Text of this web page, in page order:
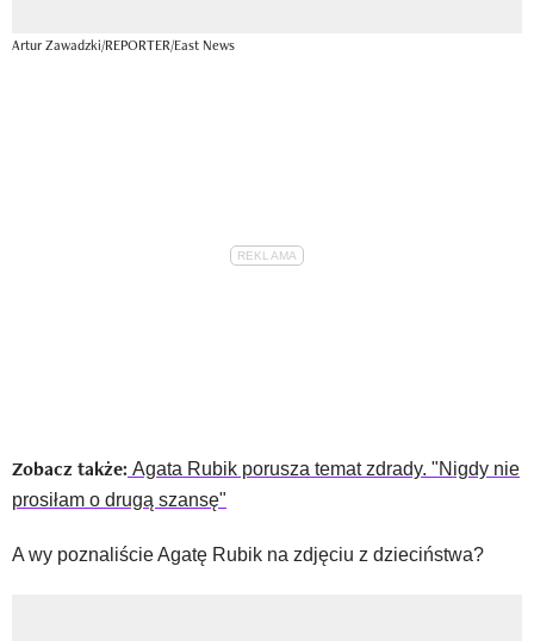
Artur Zawadzki/REPORTER/East News
Zobacz także: Agata Rubik porusza temat zdrady. "Nigdy nie
prosiłam o drugą szansę"
A wy poznaliście Agatę Rubik na zdjęciu z dzieciństwa?